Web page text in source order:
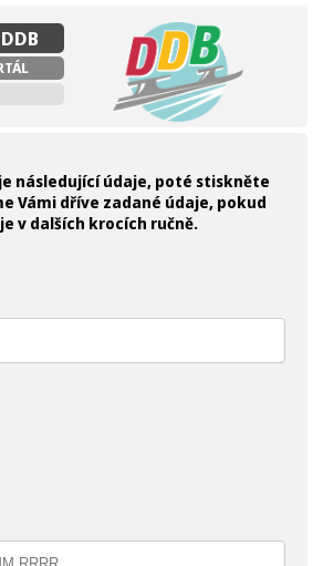
následující údaje, poté stiskněte
Vámi dříve zadané údaje, pokud
v dalších krocích ručně.